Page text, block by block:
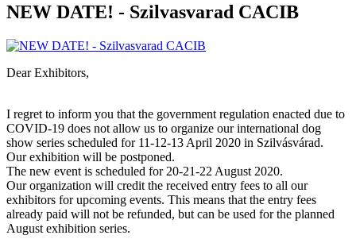
NEW DATE! - Szilvasvarad CACIB
Dear Exhibitors,
I regret to inform you that the government regulation enacted due to
COVID-19 does not allow us to organize our international dog
show series scheduled for 11-12-13 April 2020 in Szilvásvárad.
Our exhibition will be postponed.
The new event is scheduled for 20-21-22 August 2020.
Our organization will credit the received entry fees to all our
exhibitors for upcoming events. This means that the entry fees
already paid will not be refunded, but can be used for the planned
August exhibition series.